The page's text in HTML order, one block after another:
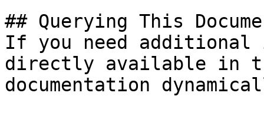
## Querying This
If you need
directly available in
documentation